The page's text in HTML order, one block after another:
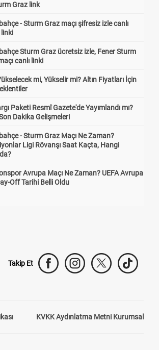
Graz link
- Sturm Graz maçı şifresiz izle canlı
Sturm Graz ücretsiz izle, Fener Sturm
canlı linki
mi, Yükselir mi? Altın Fiyatları İçin
Paketi Resmî Gazete'de Yayımlandı mı?
Dakika Gelişmeleri
- Sturm Graz Maçı Ne Zaman?
Ligi Rövanşı Saat Kaçta, Hangi
Avrupa Maçı Ne Zaman? UEFA Avrupa
Off Tarihi Belli Oldu
Takip Et
KVKK Aydınlatma Metni Kurumsal